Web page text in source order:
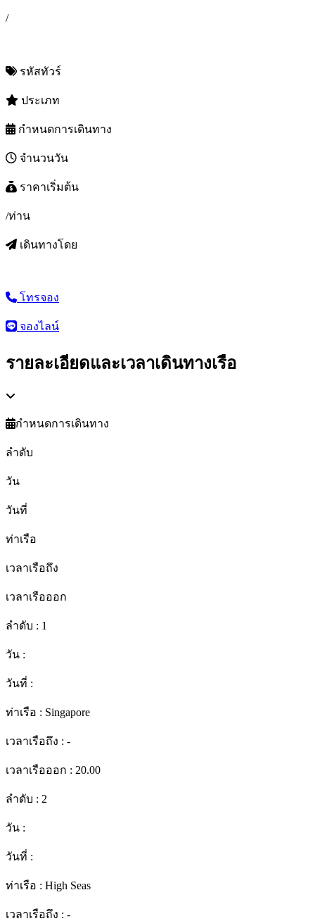
/
รหัสทัวร์
ประเภท
กำหนดการเดินทาง
จำนวนวัน
ราคาเริ่มต้น
/ท่าน
เดินทางโดย
โทรจอง
จองไลน์
รายละเอียดและเวลาเดินทางเรือ
กำหนดการเดินทาง
ลำดับ
วัน
วันที่
ท่าเรือ
เวลาเรือถึง
เวลาเรือออก
ลำดับ : 1
วัน :
วันที่ :
ท่าเรือ : Singapore
เวลาเรือถึง : -
เวลาเรือออก : 20.00
ลำดับ : 2
วัน :
วันที่ :
ท่าเรือ : High Seas
เวลาเรือถึง : -